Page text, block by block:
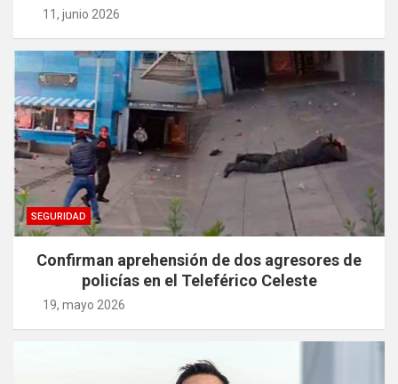
11, junio 2026
SEGURIDAD
Confirman aprehensión de dos agresores de
policías en el Teleférico Celeste
19, mayo 2026